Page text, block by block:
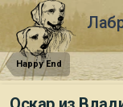
Happy End